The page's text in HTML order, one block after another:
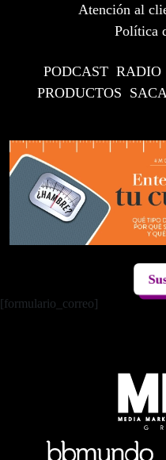
Atención al
Política
PODCAST RADIO
PRODUCTOS
[formulario_correo]